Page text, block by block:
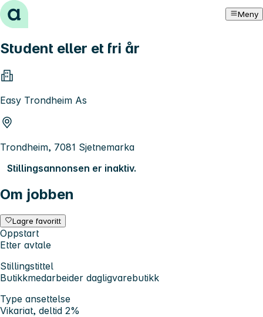
Hopp til innhold Meny
Student eller et fri år
Easy Trondheim As
Trondheim, 7081 Sjetnemarka
Stillingsannonsen er inaktiv.
Om jobben
Lagre favoritt
Oppstart
Etter avtale
Stillingstittel
Butikkmedarbeider dagligvarebutikk
Type ansettelse
Vikariat, deltid 2%